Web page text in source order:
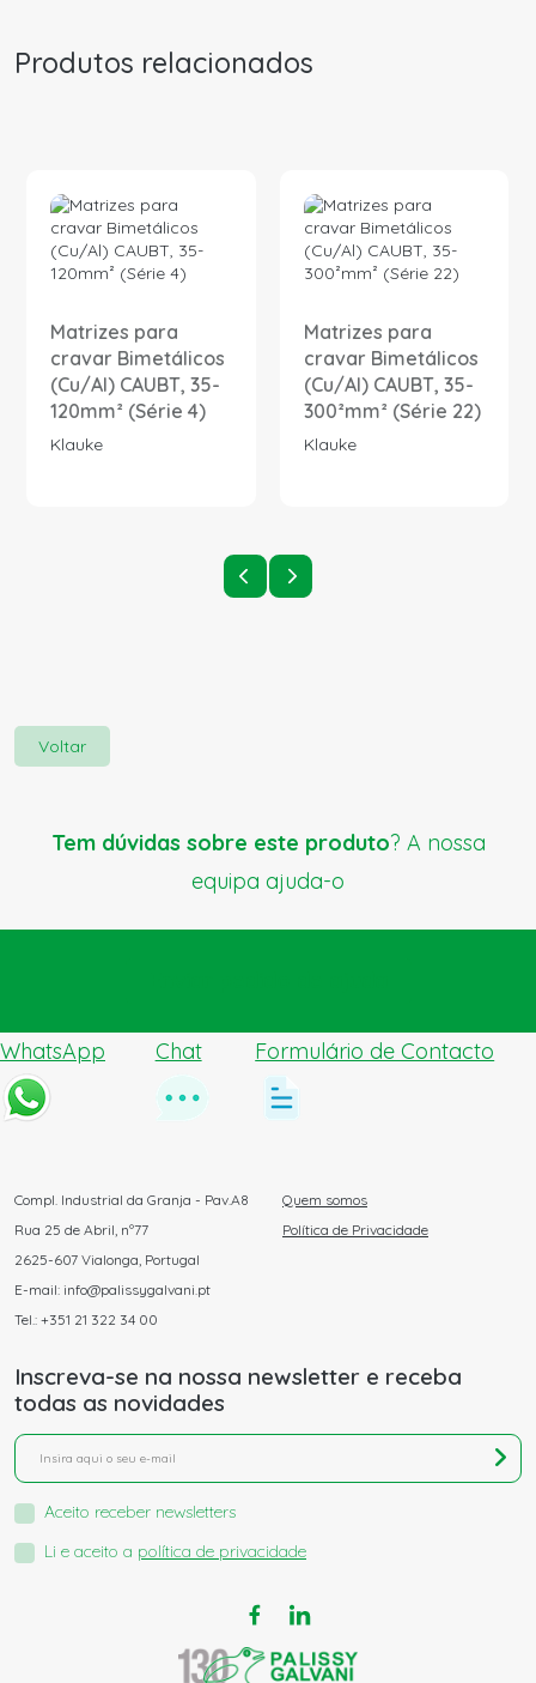
Produtos relacionados
Matrizes para
cravar Bimetálicos
(Cu/Al) CAUBT, 35-
120mm² (Série 4)
Klauke
Matrizes para
cravar Bimetálicos
(Cu/Al) CAUBT, 35-
300²mm² (Série 22)
Klauke
Voltar
Tem dúvidas sobre este produto? A nossa
equipa ajuda-o
WhatsApp Chat Formulário de Contacto
Compl. Industrial da Granja - Pav.A8
Rua 25 de Abril, nº77
2625-607 Vialonga, Portugal
E-mail: info@palissygalvani.pt
Tel.: +351 21 322 34 00
Quem somos
Política de Privacidade
Inscreva-se na nossa newsletter e receba
todas as novidades
Aceito receber newsletters
Li e aceito a política de privacidade